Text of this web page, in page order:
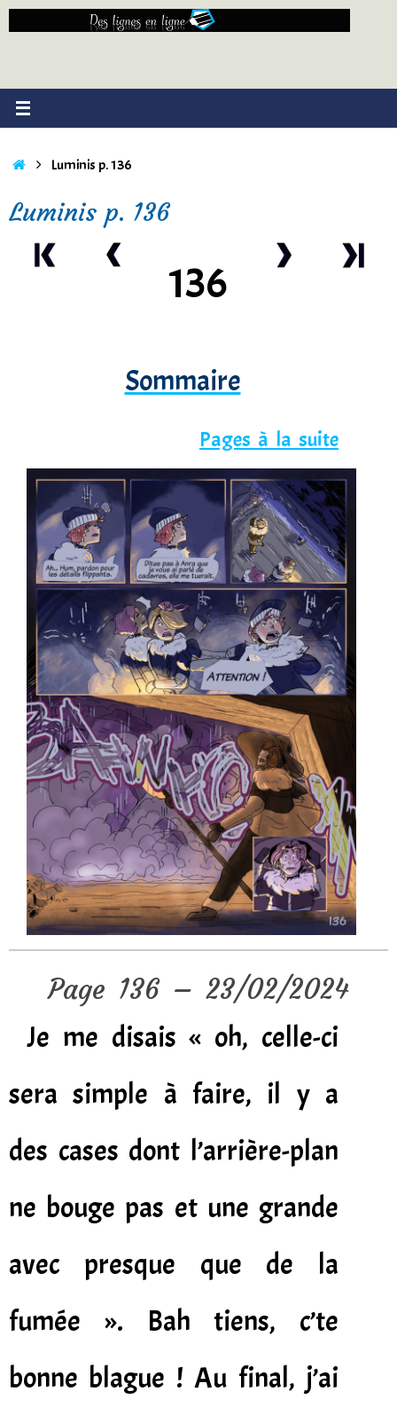
Passer
AccueilLuminis p. 136
Luminis p. 136
136
Sommaire
Pages à la suite
Page 136 – 23/02/2024
Je me disais « oh, celle-ci
sera simple à faire, il y a
des cases dont l’arrière-plan
ne bouge pas et une grande
avec presque que de la
fumée ». Bah tiens, c’te
bonne blague ! Au final, j’ai